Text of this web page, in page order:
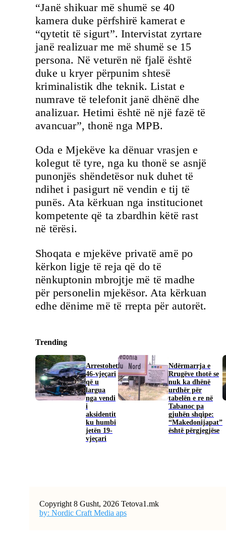
“Janë shikuar më shumë se 40
kamera duke përfshirë kamerat e
“qytetit të sigurt”. Intervistat zyrtare
janë realizuar me më shumë se 15
persona. Në veturën në fjalë është
duke u kryer përpunim shtesë
kriminalistik dhe teknik. Listat e
numrave të telefonit janë dhënë dhe
analizuar. Hetimi është në një fazë të
avancuar”, thonë nga MPB.
Oda e Mjekëve ka dënuar vrasjen e
kolegut të tyre, nga ku thonë se asnjë
punonjës shëndetësor nuk duhet të
ndihet i pasigurt në vendin e tij të
punës. Ata kërkuan nga institucionet
kompetente që ta zbardhin këtë rast
në tërësi.
Shoqata e mjekëve privatë amë po
kërkon ligje të reja që do të
nënkuptonin mbrojtje më të madhe
për personelin mjekësor. Ata kërkuan
edhe dënime më të rrepta për autorët.
Trending
Arrestohet
46-vjeçari
që u
largua
nga vendi
i
aksidentit
ku humbi
jetën 19-
vjeçari
Ndërmarrja e
Rrugëve thotë se
nuk ka dhënë
urdhër për
tabelën e re në
Tabanoc pa
gjuhën shqipe:
“Makedonijapat”
është përgjegjëse
Copyright 8 Gusht, 2026 Tetova1.mk
by: Nordic Craft Media aps